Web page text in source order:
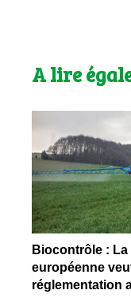
A lire
Biocontrôle :
européenne
réglementation